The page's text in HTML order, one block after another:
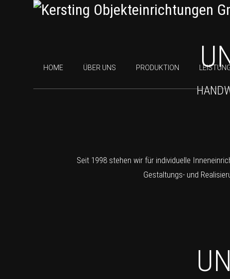
HOME ÜBER UNS PRODUKTION
Seit 1998 stehen wir für individuelle
Gestaltungs- und